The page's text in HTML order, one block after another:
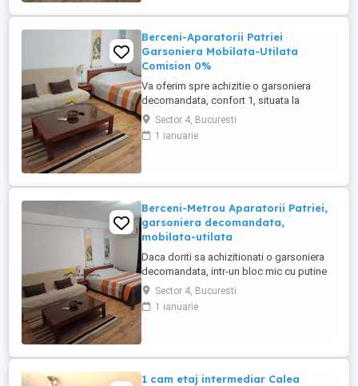
Berceni-Aparatorii Patriei
Garsoniera Mobilata-Utilata
Comision 0%
Va oferim spre achizitie o garsoniera
decomandata, confort 1, situata la
parterul unui imobil cu 2 niveluri, bloc
construit in anul 2011. Locuinta dispune
de multiple imbunatatiri: gresie, faianta,
condensatie, aer conditionat. Mobilat-
Sector 4, Bucuresti
1 ianuarie
Berceni-Metrou Aparatorii Patriei,
garsoniera decomandata,
mobilata-utilata
Daca doriti sa achizitionati o garsoniera
decomandata, intr-un bloc mic cu putine
etaje si la o distanta mica fata de metrou,
avem oferta potrivita. Garsoniera este
situata in Berceni, pe o strada linistita, la 7
mansarda. Este ...
Sector 4, Bucuresti
1 ianuarie
1 cam etaj intermediar Calea